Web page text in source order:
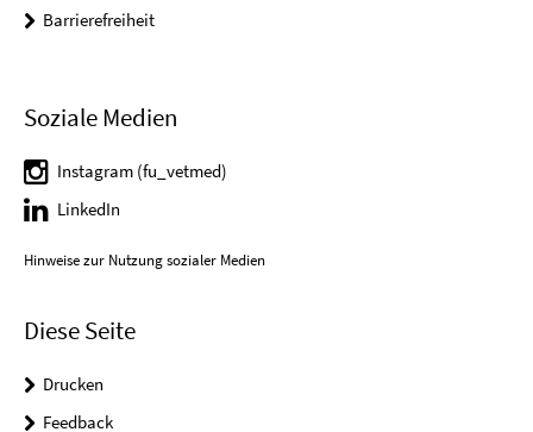
Barrierefreiheit
Soziale Medien
Instagram (fu_vetmed)
LinkedIn
Hinweise zur Nutzung sozialer Medien
Diese Seite
Drucken
Feedback